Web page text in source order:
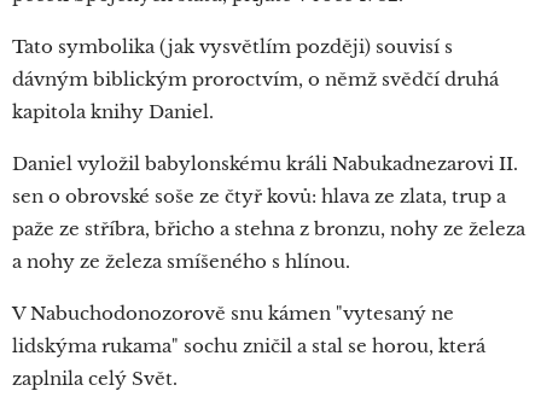
Tato symbolika (jak vysvětlím později) souvisí s
dávným biblickým proroctvím, o němž svědčí druhá
kapitola knihy Daniel.
Daniel vyložil babylonskému králi Nabukadnezarovi II.
sen o obrovské soše ze čtyř kovů: hlava ze zlata, trup a
paže ze stříbra, břicho a stehna z bronzu, nohy ze železa
a nohy ze železa smíšeného s hlínou.
V Nabuchodonozorově snu kámen "vytesaný ne
lidskýma rukama" sochu zničil a stal se horou, která
zaplnila celý Svět.